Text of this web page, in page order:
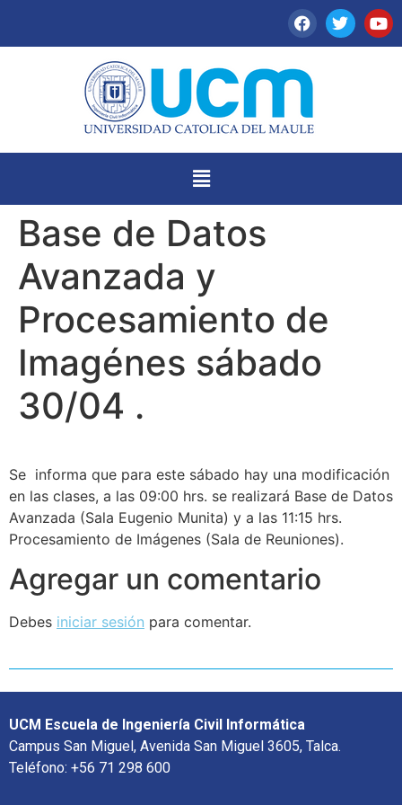
Base de Datos
Avanzada y
Procesamiento de
Imagénes sábado
30/04 .
Se informa que para este sábado hay una modificación
en las clases, a las 09:00 hrs. se realizará Base de Datos
Avanzada (Sala Eugenio Munita) y a las 11:15 hrs.
Procesamiento de Imágenes (Sala de Reuniones).
Agregar un comentario
Debes iniciar sesión para comentar.
UCM Escuela de Ingeniería Civil Informática
Campus San Miguel, Avenida San Miguel 3605, Talca.
Teléfono: +56 71 298 600